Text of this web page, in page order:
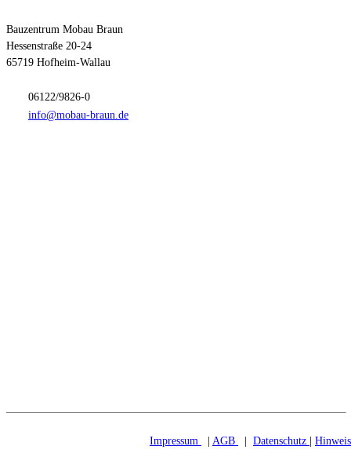
Bauzentrum Mobau Braun
Hessenstraße 20-24
65719 Hofheim-Wallau
06122/9826-0
info@mobau-braun.de
Impressum AGB Datenschutz Hinweis